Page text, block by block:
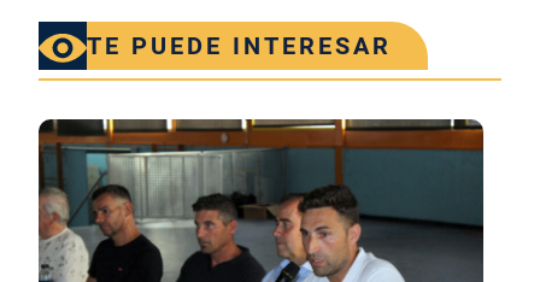
TE PUEDE INTERESAR